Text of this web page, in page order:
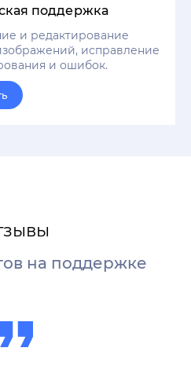
поддержка
и редактирование
исправление
и ошибок.
на поддержке